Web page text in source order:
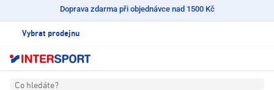
Doprava zdarma při objednávce nad 1500 Kč
Vybrat prodejnu
Co hledáte?